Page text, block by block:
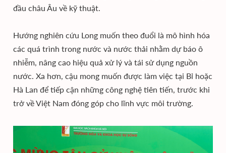
đầu châu Âu về kỹ thuật.
Hướng nghiên cứu Long muốn theo đuổi là mô hình hóa
các quá trình trong nước và nước thải nhằm dự báo ô
nhiễm, nâng cao hiệu quả xử lý và tái sử dụng nguồn
nước. Xa hơn, cậu mong muốn được làm việc tại Bỉ hoặc
Hà Lan để tiếp cận những công nghệ tiên tiến, trước khi
trở về Việt Nam đóng góp cho lĩnh vực môi trường.